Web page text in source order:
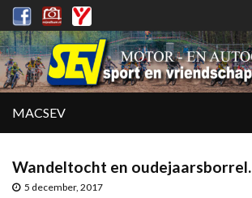
MACSEV
Wandeltocht en oudejaarsborrel.
5 december, 2017